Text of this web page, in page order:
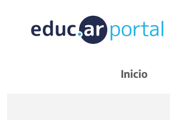
Inicio